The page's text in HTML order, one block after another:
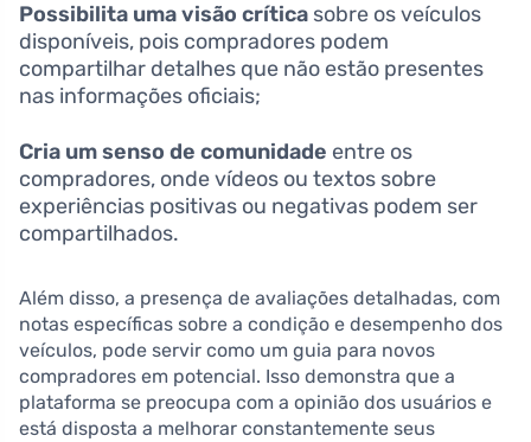
Possibilita uma visão crítica sobre os veículos
disponíveis, pois compradores podem
compartilhar detalhes que não estão presentes
nas informações oficiais;
Cria um senso de comunidade entre os
compradores, onde vídeos ou textos sobre
experiências positivas ou negativas podem ser
compartilhados.
Além disso, a presença de avaliações detalhadas, com
notas específicas sobre a condição e desempenho dos
veículos, pode servir como um guia para novos
compradores em potencial. Isso demonstra que a
plataforma se preocupa com a opinião dos usuários e
está disposta a melhorar constantemente seus